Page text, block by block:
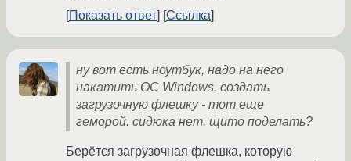
Показать ответ
Ссылка
ну вот есть ноутбук, надо на него
накатить ОС Windows, создать
загрузочную флешку - тот еще
геморой. сидюка нет. щито поделать?
Берётся загрузочная флешка, которую